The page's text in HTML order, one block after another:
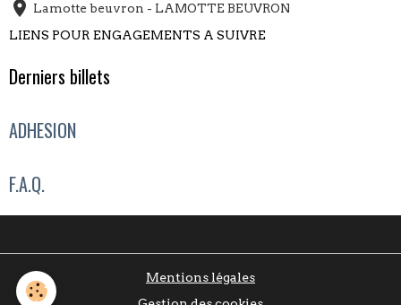
Lamotte beuvron - LAMOTTE BEUVRON
LIENS POUR ENGAGEMENTS A SUIVRE
Derniers billets
ADHESION
F.A.Q.
Mentions légales